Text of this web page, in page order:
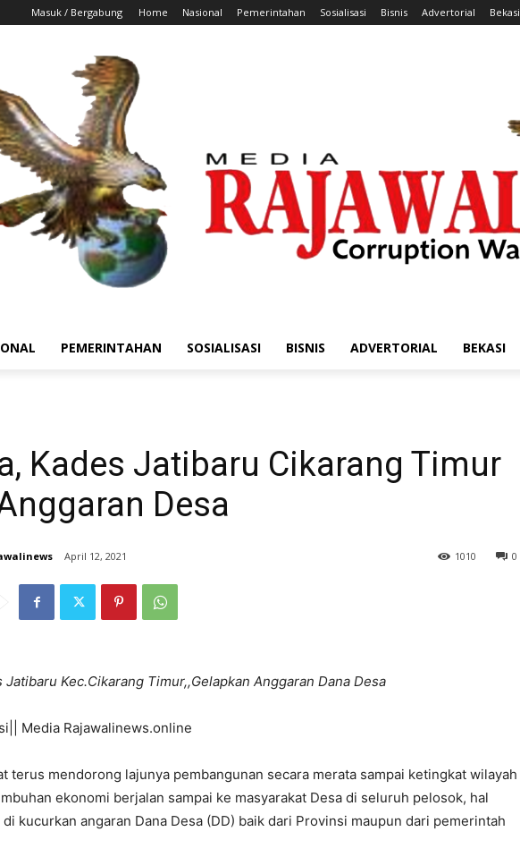
Masuk / Bergabung Home Nasional Pemerintahan Sosialisasi Bisnis Advertorial Bekasi
PEMERINTAHAN SOSIALISASI BISNIS ADVERTORIAL BEKASI
Kades Jatibaru Cikarang Timur
Desa
April 12, 2021 0
1010
Kec.Cikarang Timur,,Gelapkan Anggaran Dana Desa
Media Rajawalinews.online
terus mendorong lajunya pembangunan secara merata sampai ketingkat wilayah
ekonomi berjalan sampai ke masyarakat Desa di seluruh pelosok, hal
kucurkan angaran Dana Desa (DD) baik dari Provinsi maupun dari pemerintah